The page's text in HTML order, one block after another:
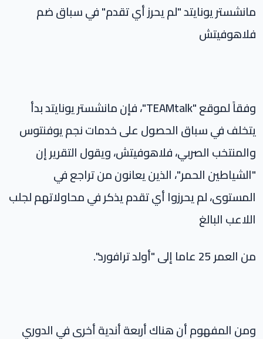
مانشستر يونايتد "لم يحرز أي تقدم" في سباق ضم
فلاهوفيتش
وفقاً لموقع "TEAMtalk"، فإن مانشستر يونايتد بدأ
يتخلف في سباق الحصول على خدمات نجم يوفنتوس
والمنتخب الصربي، فلاهوفيتش، ويقول التقرير إن
"الشياطين الحمر"، الذين يعانون من تراجع في
المستوى، لم يحرزوا أي تقدم يذكر في محاولاتهم لجلب
اللاعب البالغ
من العمر 25 عاما إلى "أولد ترافورد".
ومن المفهوم أن هناك أربعة أندية أخرى في الدوري